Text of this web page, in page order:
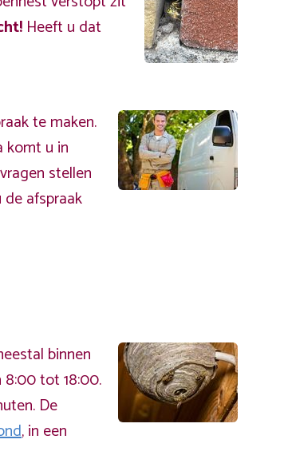
Heeft u dat
te maken.
komt u in
stellen
afspraak
binnen
8:00 tot 18:00.
De
, in een